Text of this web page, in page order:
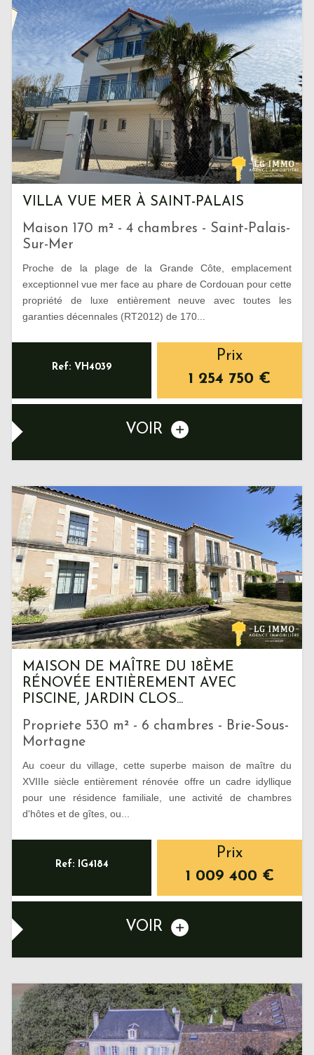
VILLA VUE MER À SAINT-PALAIS
Maison 170 m² - 4 chambres - Saint-Palais-
Sur-Mer
Proche de la plage de la Grande Côte, emplacement
exceptionnel vue mer face au phare de Cordouan pour cette
propriété de luxe entièrement neuve avec toutes les
garanties décennales (RT2012) de 170...
Ref: VH4039
Prix
1 254 750 €
VOIR
MAISON DE MAÎTRE DU 18ÈME
RÉNOVÉE ENTIÈREMENT AVEC
PISCINE, JARDIN CLOS...
Propriete 530 m² - 6 chambres - Brie-Sous-
Mortagne
Au coeur du village, cette superbe maison de maître du
XVIIIe siècle entièrement rénovée offre un cadre idyllique
pour une résidence familiale, une activité de chambres
d'hôtes et de gîtes, ou...
Ref: IG4184
Prix
1 009 400 €
VOIR